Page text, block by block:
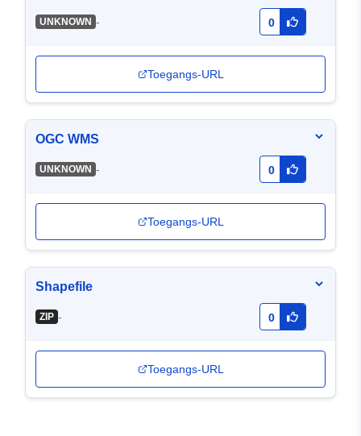
UNKNOWN - 0
Toegangs-URL
OGC WMS
UNKNOWN - 0
Toegangs-URL
Shapefile
ZIP - 0
Toegangs-URL